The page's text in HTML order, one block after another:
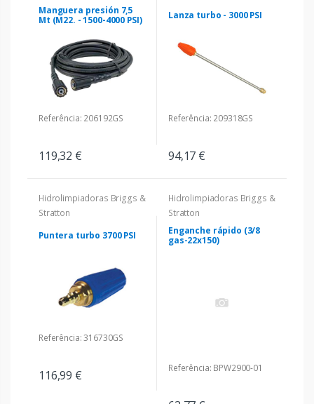
Manguera presión 7,5
Mt (M22. - 1500-4000 PSI)
Referência: 206192GS
119,32 €
Lanza turbo - 3000 PSI
Referência: 209318GS
94,17 €
Hidrolimpiadoras Briggs &
Stratton
Puntera turbo 3700 PSI
Referência: 316730GS
116,99 €
Hidrolimpiadoras Briggs &
Stratton
Enganche rápido (3/8
gas-22x150)
Referência: BPW2900-01